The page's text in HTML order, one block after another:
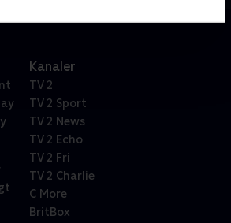
Kanaler
TV 2
TV 2 Sport
TV 2 News
TV 2 Echo
TV 2 Fri
TV 2 Charlie
C More
BritBox